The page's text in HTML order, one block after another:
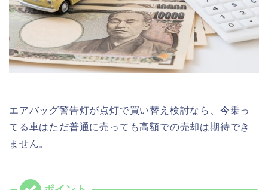
エアバッグ警告灯が点灯で買い替え検討なら、今乗っ
てる車はただ普通に売っても高額での売却は期待でき
ません。